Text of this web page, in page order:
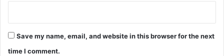
Save my name, email, and website in this browser for the next
time I comment.